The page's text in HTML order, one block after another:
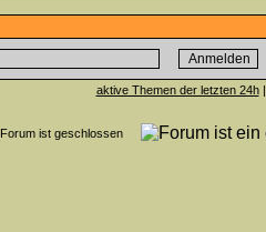
aktive Themen der letzten 24h|
Forum ist geschlossen